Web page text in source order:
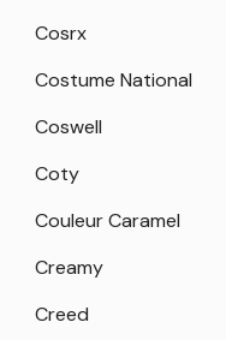
Cosrx
Costume National
Coswell
Coty
Couleur Caramel
Creamy
Creed